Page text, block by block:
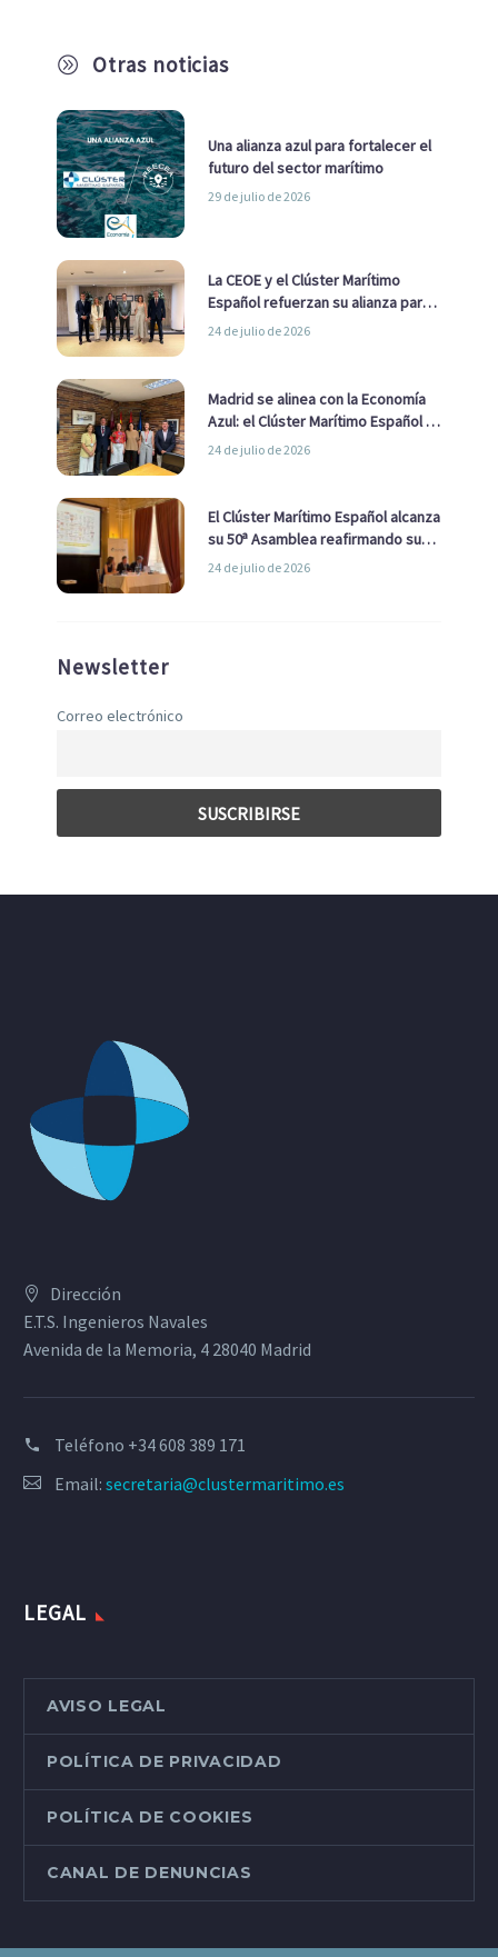
A Otras noticias
Una alianza azul para fortalecer el
futuro del sector marítimo
29 de julio de 2026
La CEOE y el Clúster Marítimo
Español refuerzan su alianza para
impulsar una estrategia Nacional
24 de julio de 2026
Madrid se alinea con la Economía
Azul: el Clúster Marítimo Español y
la Real Liga Naval avanzan alianzas
24 de julio de 2026
El Clúster Marítimo Español alcanza
su 50ª Asamblea reafirmando su
liderazgo en la Economía Azul
24 de julio de 2026
Newsletter
Correo electrónico
Dirección
E.T.S. Ingenieros Navales
Avenida de la Memoria, 4 28040 Madrid
Teléfono +34 608 389 171
Email: secretaria@clustermaritimo.es
LEGAL
AVISO LEGAL
POLÍTICA DE PRIVACIDAD
POLÍTICA DE COOKIES
CANAL DE DENUNCIAS